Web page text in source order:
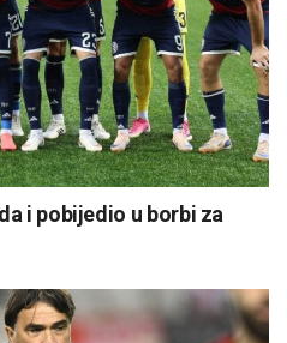
i pobijedio u borbi za